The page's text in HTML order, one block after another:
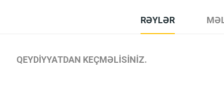
RƏYLƏR
QEYDIYYATDAN KEÇMƏLISINIZ.